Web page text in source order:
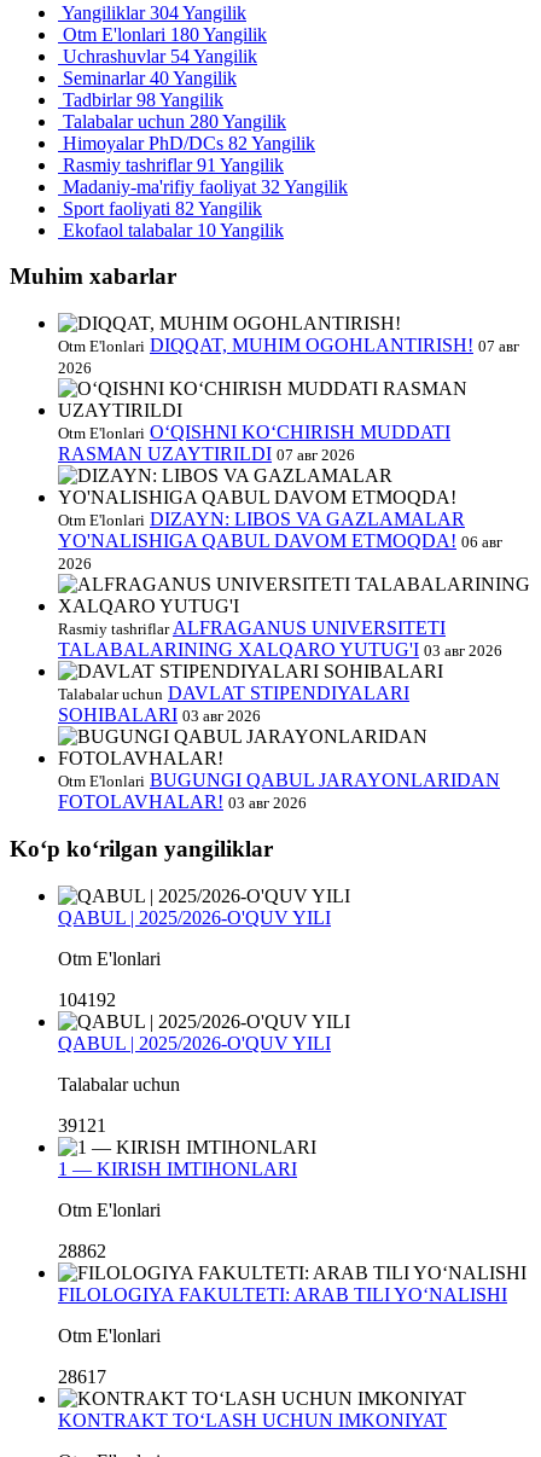
Yangiliklar304 Yangilik
Otm E'lonlari 180 Yangilik
Uchrashuvlar 54 Yangilik
Seminarlar40 Yangilik
Tadbirlar98 Yangilik
Talabalar uchun 280 Yangilik
Himoyalar PhD/DCs 82 Yangilik
Rasmiy tashriflar91 Yangilik
Madaniy-ma'rifiy faoliyat 32 Yangilik
Sport faoliyati 82 Yangilik
Ekofaol talabalar 10 Yangilik
Muhim xabarlar
Otm E'lonlari DIQQAT, MUHIM OGOHLANTIRISH! 07 авг
2026
Otm E'lonlari O‘QISHNI KO‘CHIRISH MUDDATI
RASMAN UZAYTIRILDI 07 авг 2026
Otm E'lonlari DIZAYN: LIBOS VA GAZLAMALAR
YO'NALISHIGA QABUL DAVOM ETMOQDA! 06 авг
2026
Rasmiy tashriflar ALFRAGANUS UNIVERSITETI
TALABALARINING XALQARO YUTUG'I 03 авг 2026
Talabalar uchun DAVLAT STIPENDIYALARI
SOHIBALARI 03 авг 2026
Otm E'lonlari BUGUNGI QABUL JARAYONLARIDAN
FOTOLAVHALAR! 03 авг 2026
Koʻp koʻrilgan yangiliklar
QABUL | 2025/2026-O'QUV YILI
Otm E'lonlari
104192
QABUL | 2025/2026-O'QUV YILI
Talabalar uchun
39121
1 — KIRISH IMTIHONLARI
Otm E'lonlari
28862
FILOLOGIYA FAKULTETI: ARAB TILI YO‘NALISHI
Otm E'lonlari
28617
KONTRAKT TO‘LASH UCHUN IMKONIYAT